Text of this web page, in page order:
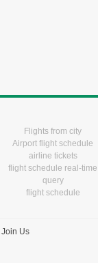
Flights from city
Airport flight schedule
airline tickets
flight schedule real-time
query
flight schedule
Join Us